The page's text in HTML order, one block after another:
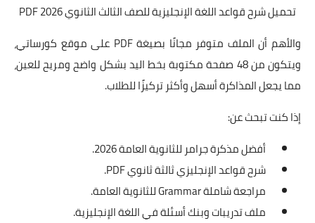
تحميل شرح قواعد اللغة الإنجليزية للصف الثالث الثانوي 2026 PDF
والأهم أن الملف متوفر مجانًا بصيغة PDF على موقع كورساتي،
ويتكون من 48 صفحة مكتوبة بخط اليد بشكل واضح ومريح للعين،
مما يجعل المذاكرة أسهل وأكثر تركيزًا للطلاب.
إذا كنت تبحث عن:
أفضل مذكرة جرامر للثانوية العامة 2026.
شرح قواعد الإنجليزي ثالثة ثانوي PDF.
مراجعة شاملة Grammar للثانوية العامة.
ملف تدريبات وبنك أسئلة في اللغة الإنجليزية.